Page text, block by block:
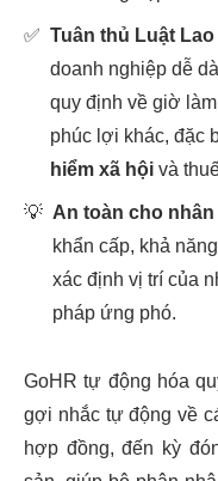
✅ Tuân thủ Luật
doanh nghiệp dễ
quy định về giờ
phúc lợi khác, đặc
hiểm xã hội và
💡 An toàn cho nhân
khẩn cấp, khả năng
xác định vị trí của
pháp ứng phó.
GoHR tự động hóa
gợi nhắc tự động về
hợp đồng, đến kỳ